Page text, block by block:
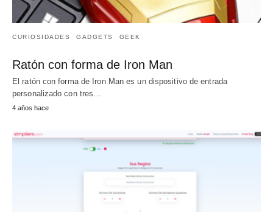
CURIOSIDADES GADGETS GEEK
Ratón con forma de Iron Man
El ratón con forma de Iron Man es un dispositivo de entrada
personalizado con tres…
4 años hace